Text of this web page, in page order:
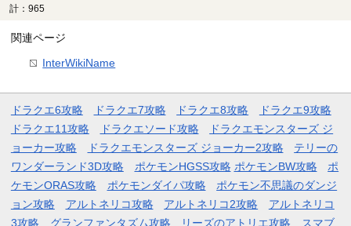
計：965
関連ページ
InterWikiName
ドラクエ6攻略 ドラクエ7攻略 ドラクエ8攻略
ドラクエ9攻略
ドラクエ11攻略
ドラクエソード攻略
ドラクエモンスターズ ジ
ョーカー攻略
ドラクエモンスターズ ジョーカー2攻略
テリーの
ワンダーランド3D攻略
ポケモンHGSS攻略 ポケモンBW攻略
ポ
ケモンORAS攻略
ポケモンダイパ攻略
ポケモン不思議のダンジ
ョン攻略
アルトネリコ攻略 アルトネリコ2攻略
アルトネリコ
3攻略
グランファンタズム攻略 リーズのアトリエ攻略 スマブ